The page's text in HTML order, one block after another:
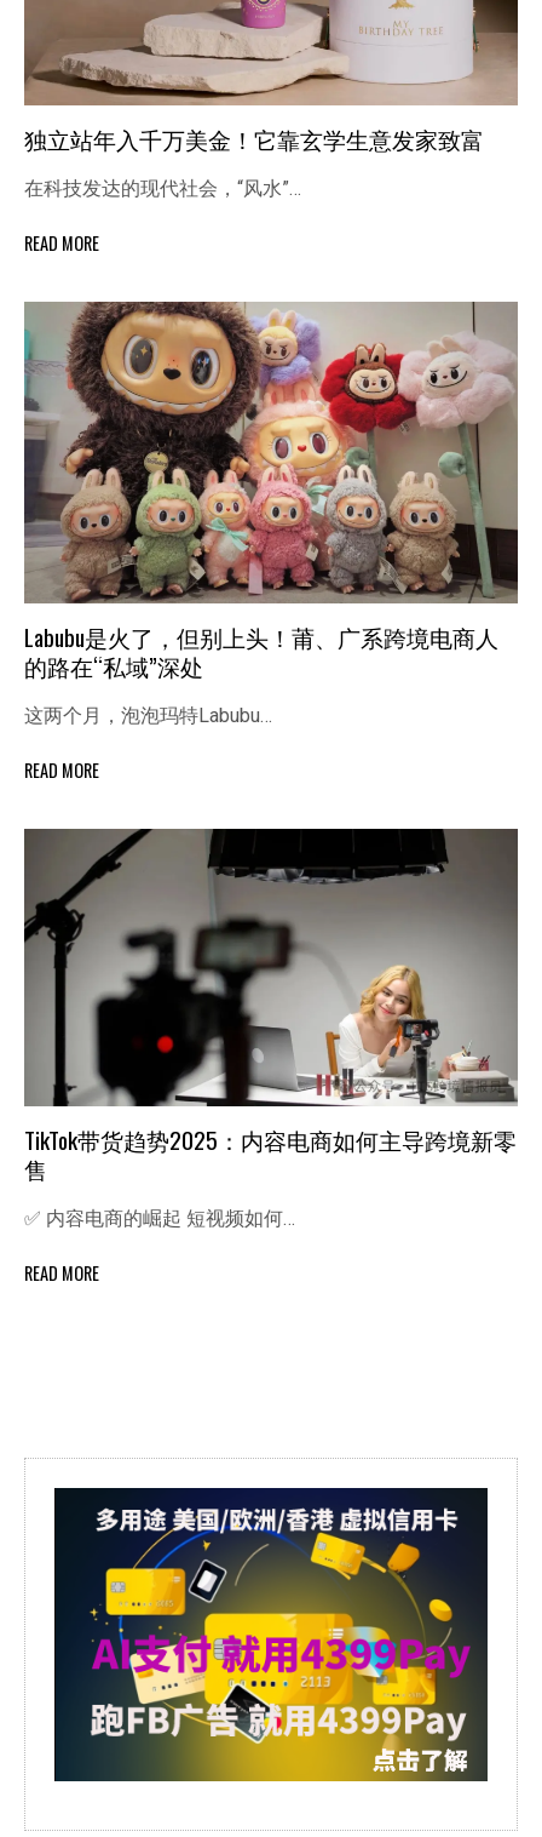
独立站年入千万美金！它靠玄学生意发家致富
在科技发达的现代社会，“风水”…
READ MORE
Labubu是火了，但别上头！莆、广系跨境电商人
的路在“私域”深处
这两个月，泡泡玛特Labubu…
READ MORE
TikTok带货趋势2025：内容电商如何主导跨境新零
售
✅ 内容电商的崛起 短视频如何…
READ MORE